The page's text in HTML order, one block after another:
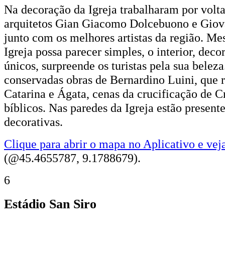
Na decoração da Igreja trabalharam por
arquitetos Gian Giacomo Dolcebuono e
junto com os melhores artistas da região.
Igreja possa parecer simples, o interior,
únicos, surpreende os turistas pela sua
conservadas obras de Bernardino Luini, que
Catarina e Ágata, cenas da crucificação de
bíblicos. Nas paredes da Igreja estão
decorativas.
Clique para abrir o mapa no Aplicativo e
(@45.4655787, 9.1788679).
6
Estádio San Siro